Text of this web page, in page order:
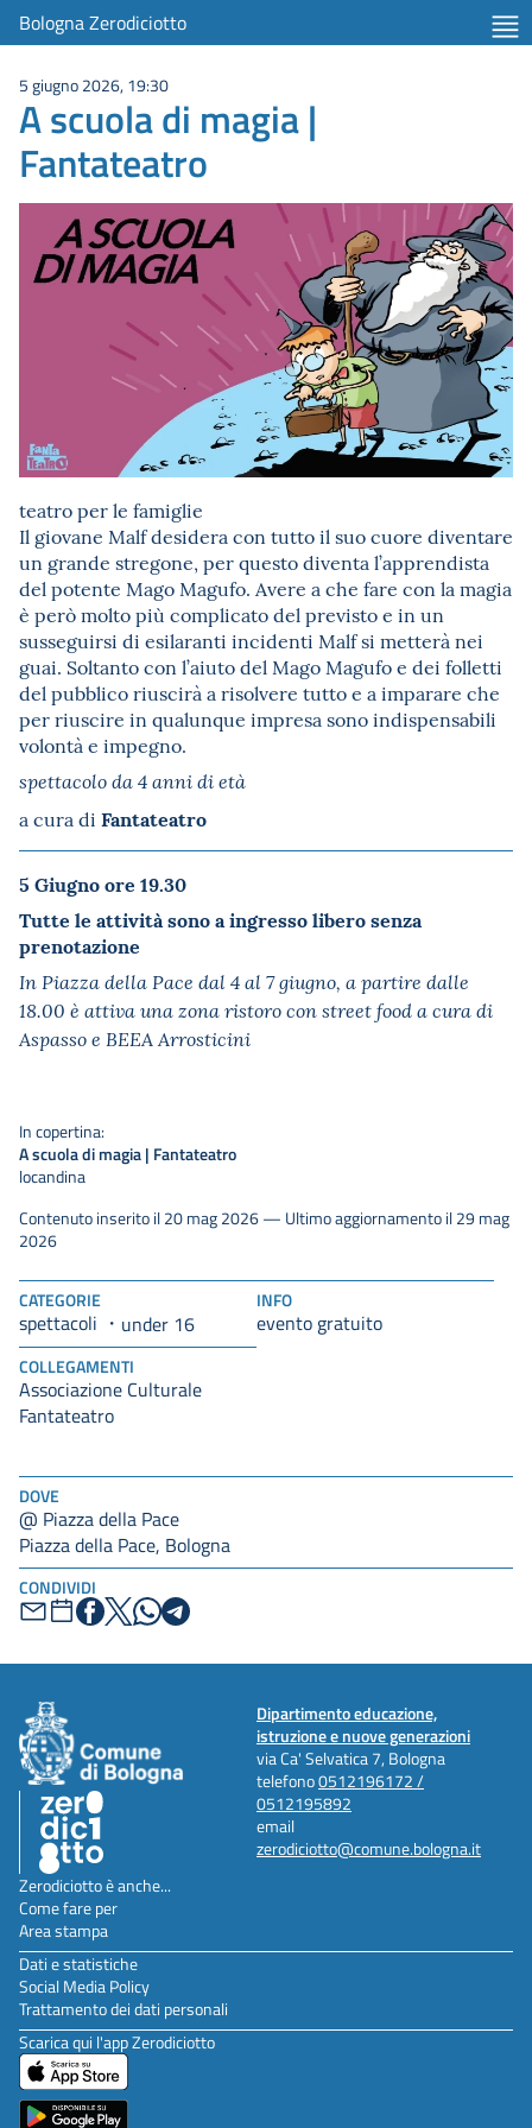
Bologna Zerodiciotto
DOVE
@ Piazza della Pace
Piazza della Pace, Bologna
CONDIVIDI
5 giugno 2026, 19:30
A scuola di magia |
Fantateatro
teatro per le famiglie
Il giovane Malf desidera con tutto il suo cuore diventare
un grande stregone, per questo diventa l’apprendista
del potente Mago Magufo. Avere a che fare con la magia
è però molto più complicato del previsto e in un
susseguirsi di esilaranti incidenti Malf si metterà nei
guai. Soltanto con l’aiuto del Mago Magufo e dei folletti
del pubblico riuscirà a risolvere tutto e a imparare che
per riuscire in qualunque impresa sono indispensabili
volontà e impegno.
spettacolo da 4 anni di età
a cura di Fantateatro
5 Giugnoore 19.30
Tutte le attività sono a ingresso libero senza
prenotazione
In Piazza della Pace dal 4 al 7 giugno, a partire dalle
18.00 è attiva una zona ristoro con street food a cura di
Aspasso e BEEA Arrosticini
CATEGORIE
spettacoli under 16
INFO
evento gratuito
COLLEGAMENTI
Associazione Culturale
Fantateatro
In copertina:
A scuola di magia | Fantateatro
locandina
Contenuto inserito il 20 mag 2026 — Ultimo aggiornamento il 29 mag
2026
Dipartimento educazione,
istruzione e nuove generazioni
via Ca' Selvatica 7, Bologna
telefono0512196172 /
0512195892
email
zerodiciotto@comune.bologna.it
Zerodiciotto è anche...
Come fare per
Area stampa
Dati e statistiche
Social Media Policy
Trattamento dei dati personali
Scarica qui l'app Zerodiciotto